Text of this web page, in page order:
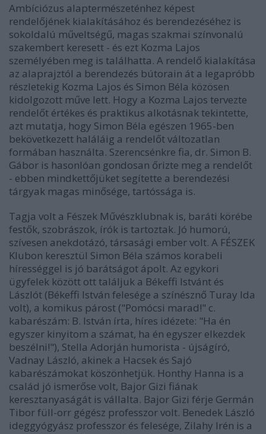
Ambíciózus alaptermészeténhez képest
rendelőjének kialakításához és berendezéséhez is
sokoldalú műveltségű, magas szakmai színvonalú
szakembert keresett - és ezt Kozma Lajos
személyében meg is találhatta. A rendelő kialakítása
az alaprajztól a berendezés bútorain át a legapróbb
részletekig Kozma Lajos és Simon Béla közösen
kidolgozott műve lett. Hogy a Kozma Lajos tervezte
rendelőt értékes és praktikus alkotásnak tekintette,
azt mutatja, hogy Simon Béla egészen 1965-ben
bekövetkezett haláláig a rendelőt változatlan
formában használta. Szerencsénkre fia, dr. Simon B.
Gábor is hasonlóan gondosan őrizte meg a rendelőt
- ebben mindkettőjüket segítette a berendezési
tárgyak magas minősége, tartóssága is.
Tagja volt a Fészek Művészklubnak is, baráti körébe
festők, szobrászok, írók is tartoztak. Jó humorú,
szívesen anekdotázó, társasági ember volt. A FÉSZEK
Klubon keresztül Simon Béla számos korabeli
hírességgel is jó barátságot ápolt. Az egykori
ügyfelek között ott találjuk a Békeffi Istvánt és
Lászlót (Békeffi István felesége a színésznő Turay Ida
volt), a komikus párost ("Pomócsi marad!" c.
kabarészám: B. István írta, híres idézete: "Ha én
egyszer kinyitom a számat, ha én egyszer elkezdek
beszélni!"), Stella Adorján humorista - újságíró,
Vadnay László, akinek a Hacsek és Sajó
kabarészámokat köszönhetjük. Honthy Hanna is a
család jó ismerőse volt, Bajor Gizi fiának
keresztanyaságát is vállalta. Bajor Gizi férje Germán
Tibor füll-orr gégész professzor volt. Benedek László
ideggyógyász professzor és felesége, Zilahy Irén is a